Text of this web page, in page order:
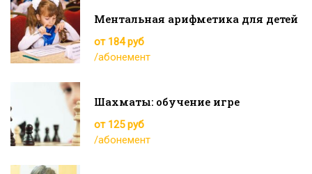
Ментальная арифметика для детей
от 184 руб
/абонемент
Шахматы: обучение игре
от 125 руб
/абонемент